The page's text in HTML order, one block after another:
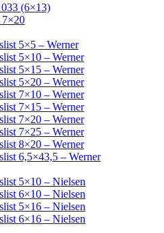
(6×13)
5×5 – Werner
5×10 – Werner
5×15 – Werner
5×20 – Werner
7×10 – Werner
7×15 – Werner
7×20 – Werner
7×25 – Werner
8×20 – Werner
6,5×43,5 – Werner
5×10 – Nielsen
6×10 – Nielsen
5×16 – Nielsen
6×16 – Nielsen